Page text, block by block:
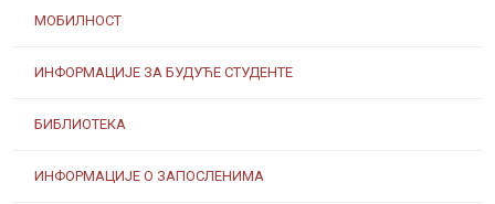
МОБИЛНОСТ
ИНФОРМАЦИЈЕ ЗА БУДУЋЕ СТУДЕНТЕ
БИБЛИОТЕКА
ИНФОРМАЦИЈЕ О ЗАПОСЛЕНИМА